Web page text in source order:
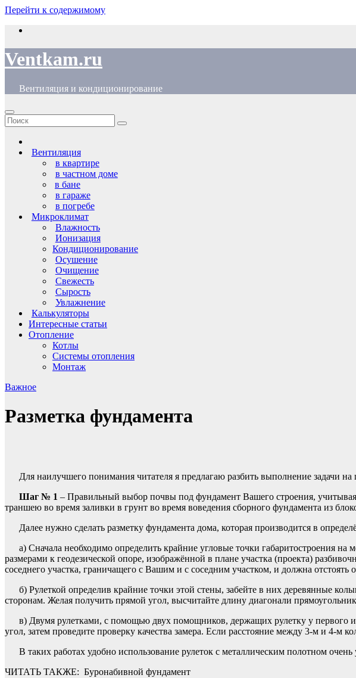
Перейти к содержимому
Ventkam.ru
Вентиляция и кондиционирование
Вентиляция
в квартире
в частном доме
в бане
в гараже
в погребе
Микроклимат
Влажность
Ионизация
Кондиционирование
Осушение
Очищение
Свежесть
Сырость
Увлажнение
Калькуляторы
Интересные статьи
Отопление
Котлы
Системы отопления
Монтаж
Важное
Разметка фундамента
Для наилучшего понимания читателя я предлагаю разбить выполнение задачи на
Шаг № 1 – Правильный выбор почвы под фундамент Вашего строения,
траншею во время заливки в грунт во время воведения сборного фундамента из
Далее нужно сделать разметку фундамента дома, которая производится в
а) Сначала необходимо определить крайние угловые точки габаритостроения
размерами к геодезической опоре, изображённой в плане участка (проекта)
соседнего участка, граничащего с Вашим и с соседним участком, и должна отстоять
б) Рулеткой определив крайние точки этой стены, забейте в них деревянные
сторонам. Желая получить прямой угол, высчитайте длину диагонали
в) Двумя рулетками, с помощью двух помощников, держащих рулетку у первого
угол, затем проведите проверку качества замера. Если расстояние между 3-м и 4-м
В таких работах удобно использование рулеток с металлическим полотном
ЧИТАТЬ ТАКЖЕ: Буронабивной фундамент